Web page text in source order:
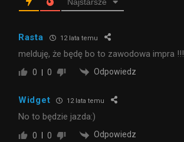
Rasta 12 lata temu
melduję, że będę bo to zawodowa impra !!!
0 0 Odpowiedz
Widget 12 lata temu
No to będzie jazda:)
0 0 Odpowiedz